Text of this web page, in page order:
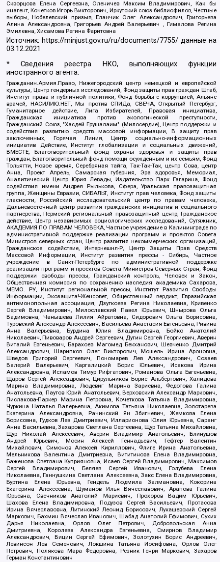
Скворцова Елена Сергеевна, Оленичев Максим Владимирович, Как бы
инагент, Кочетков Игорь Викторович, Иркутский союз библиофилов, Честные
выборы, Нобелевский призыв, Еланчик Олег Александрович, Григорьева
Алина Александровна, Григорьев Андрей Валерьевич , Гималова Регина
Эмилевна, Хисамова Регина Фаритовна
Источник: https://minjust.gov.ru/ru/documents/7755/ данные на
03.12.2021
* Сведения реестра НКО, выполняющих функции
иностранного агента:
Гражданин.Армия.Право, Нижегородский центр немецкой и европейской
культуры, Центр гендерных исследований, Фонд защиты прав граждан Штаб,
Институт права и публичной политики, Фонд борьбы с коррупцией, Альянс
врачей, НАСИЛИЮ.НЕТ, Мы против СПИДа, СВЕЧА, Открытый Петербург,
Гуманитарное действие, Лига Избирателей, Правовая инициатива,
Гражданская инициатива против экологической преступности,
Гражданский Союз, "Хасдей Ерушалаим" (Милосердие), Центр поддержки и
содействия развитию средств массовой информации, В защиту прав
заключенных, Горячая Линия, Центр социально-информационных
инициатив Действие, Институт глобализации и социальных движений,
ВМЕСТЕ, Благотворительный фонд охраны здоровья и защиты прав
граждан, Благотворительный фонд помощи осужденным и их семьям, Фонд
Тольятти, Новое время, Серебряная тайга, Так-Так-Так, центр Сова, центр
Анна, Проект Апрель, Самарская губерния, Эра здоровья, Мемориал,
Аналитический Центр Юрия Левады, Издательство Парк Гагарина, Фонд
содействия имени Андрея Рылькова, Сфера, Уральская правозащитная
группа, Женщины Евразии, СИБАЛЬТ, Институт прав человека, Фонд защиты
гласности, Российский исследовательский центр по правам человека,
Дальневосточный центр развития гражданских инициатив и социального
партнерства, Пермский региональный правозащитный центр, Гражданское
действие, Центр независимых социологических исследований, Сутяжник,
АКАДЕМИЯ ПО ПРАВАМ ЧЕЛОВЕКА, Частное учреждение в Калининграде по
административной поддержке реализации программ и проектов Совета
Министров северных стран, Центр развития некоммерческих организаций,
Гражданское содействие, Интернешнл-Р, Центр Защиты Прав Средств
Массовой Информации, Институт развития прессы - Сибирь, Частное
учреждение в Санкт-Петербурге по административной поддержке
реализации программ и проектов Совета Министров Северных Стран, Фонд
поддержки свободы прессы, Гражданский контроль, Человек и Закон,
Общественная комиссия по сохранению наследия академика Сахарова,
МЕМО. РУ, Институт региональной прессы, Институт Развития Свободы
Информации, Экозащита!-Женсовет, Общественный вердикт, Евразийская
антимонопольная ассоциация, Дзугкоева Регина Николаевна, Кривенко
Сергей Владимирович, Милославский Павел Юрьевич, Шнырова Ольга
Вадимовна, Чанышева Лилия Айратовна, Сидорович Ольга Борисовна,
Туровский Александр Алексеевич, Васильева Анастасия Евгеньевна, Ривина
Анна Валерьевна, Бурдина Юлия Владимировна, Бойко Анатолий
Николаевич, Пивоваров Андрей Сергеевич, Дугин Сергей Георгиевич, Аверин
Виталий Евгеньевич, Барахоев Магомед Бекханович, Шевченко Дмитрий
Александрович, Шарипков Олег Викторович, Мошель Ирина Ароновна,
Шведов Григорий Сергеевич, Пономарев Лев Александрович, Созаев
Валерий Валерьевич, Каргалицкий Борис Юльевич, Исакова Ирина
Александровна, Исламов Тимур Рифгатович, Романова Ольга Евгеньевна,
Щаров Сергей Алексадрович, Цирульников Борис Альбертович, Халидова
Марина Владимировна, Людевиг Марина Зариевна, Федотова Галина
Анатольевна, Паутов Юрий Анатольевич, Верховский Александр Маркович,
Пислакова-Паркер Марина Петровна, Кочеткова Татьяна Владимировна,
Чуркина Наталья Валерьевна, Акимова Татьяна Николаевна, Золотарева
Екатерина Александровна, Рачинский Ян Збигневич, Жемкова Елена
Борисовна, Гудков Лев Дмитриевич, Илларионова Юлия Юрьевна, Саранг
Анна Васильевна, Захарова Светлана Сергеевна, Щур Татьяна Михайловна,
Щур Николай Алексеевич, Аверин Владимир Анатольевич, Блинушов
Андрей Юрьевич, Мосин Алексей Геннадьевич, Гефтер Валентин
Михайлович, Симонов Алексей Кириллович, Флиге Ирина Анатольевна,
Мельникова Валентина Дмитриевна, Вититинова Елена Владимировна,
Баженова Светлана Куприяновна, Исаев Сергей Владимирович, Максимов
Сергей Владимирович, Беляев Сергей Иванович, Голубева Елена
Николаевна, Ганнушкина Светлана Алексеевна, Закс Елена Владимировна,
Буртина Елена Юрьевна, Гендель Людмила Залмановна, Кокорина
Екатерина Алексеевна, Шуманов Илья Вячеславович, Арапова Галина
Юрьевна, Свечников Анатолий Мариевич, Прохоров Вадим Юрьевич,
Шахова Елена Владимировна, Подузов Сергей Васильевич, Протасова
Ирина Вячеславовна, Литинский Леонид Борисович, Лукашевский Сергей
Маркович, Бахмин Вячеслав Иванович, Шабад Анатолий Ефимович, Сухих
Дарья Николаевна, Орлов Олег Петрович, Добровольская Анна
Дмитриевна, Королева Александра Евгеньевна, Смирнов Владимир
Александрович, Вицин Сергей Ефимович, Золотухин Борис Андреевич,
Левинсон Лев Семенович, Локшина Татьяна Иосифовна, Орлов Олег
Петрович, Полякова Мара Федоровна, Резник Генри Маркович, Захаров
Герман Константинович